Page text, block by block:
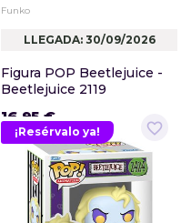
Funko
LLEGADA: 30/09/2026
Figura POP Beetlejuice -
Beetlejuice 2119
16,95 €
favorite_border
¡Resérvalo ya!